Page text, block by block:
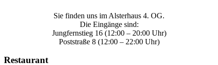
Sie finden uns im Alsterhaus 4. OG.
Die Eingänge sind:
Jungfernstieg 16 (12:00 – 20:00 Uhr)
Poststraße 8 (12:00 – 22:00 Uhr)
Restaurant